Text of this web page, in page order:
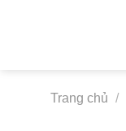
Trang chủ
/